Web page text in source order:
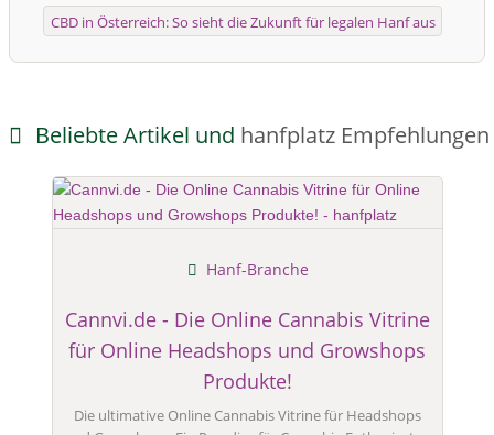
Beliebte Artikel und hanfplatz Empfehlungen
Cannvi.de - Die Online Cannabis Vitrine
für Online Headshops und Growshops
Produkte!
Hanf-Branche
Die ultimative Online Cannabis Vitrine für Headshops
CBD in Österreich: So sieht die Zukunft für legalen Hanf aus